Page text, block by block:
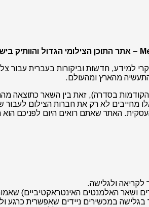
פיתוח) והפך עד מהרה למקור העיקרי למידע, חדשות
התעשיה מהארץ ומהעולם.
הקודמות בסדרה), זאת בין השאר כתוצאה
מחייבים לא רק את חברות הצילום לעבור
האתר שאתם רואים היום לפניכם
לקריאה ולגלישה.
האלמנטים האינטראקטיביים)
במכשירים ניידים שאפשרית כרגע